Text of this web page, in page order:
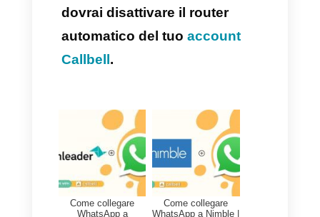
desideriamo implementare il
chatbot.
Fatto questo, dovremo fare clic
sulpulsante BOT (sono
presenti 2 pulsanti, uno per